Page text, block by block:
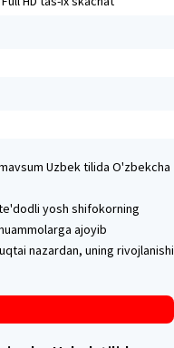
Uzbek tilida O'zbekcha
yosh shifokorning
ajoyib
nazardan, uning rivojlanishi